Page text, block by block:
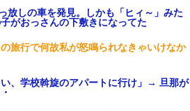
放しの車を発見。しかも「ヒィ～」みた
がおっさんの下敷きになってた
旅行で何故私が怒鳴られなきゃいけなか
、学校斡旋のアパートに行け」→ 旦那が